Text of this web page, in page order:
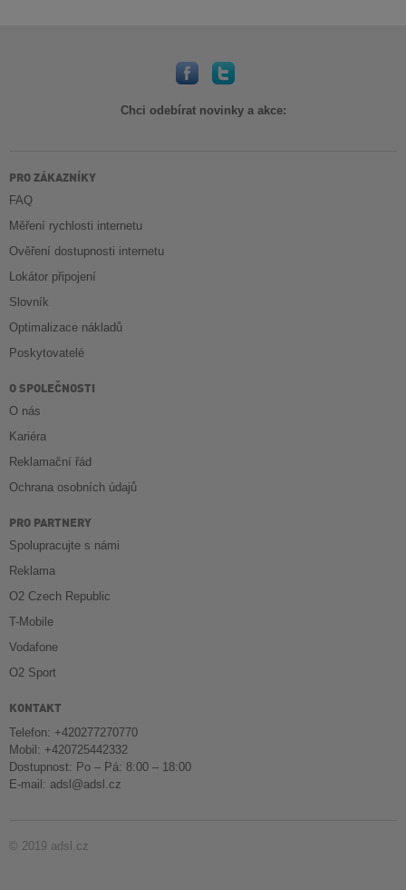
Chci odebírat novinky a akce:
PRO ZÁKAZNÍKY
FAQ
Měření rychlosti internetu
Ověření dostupnosti internetu
Lokátor připojení
Slovník
Optimalizace nákladů
Poskytovatelé
O SPOLEČNOSTI
O nás
Kariéra
Reklamační řád
Ochrana osobních údajů
PRO PARTNERY
Spolupracujte s námi
Reklama
O2 Czech Republic
T-Mobile
Vodafone
O2 Sport
KONTAKT
Telefon: +420277270770
Mobil: +420725442332
Dostupnost: Po – Pá: 8:00 – 18:00
E-mail: adsl@adsl.cz
© 2019 adsl.cz